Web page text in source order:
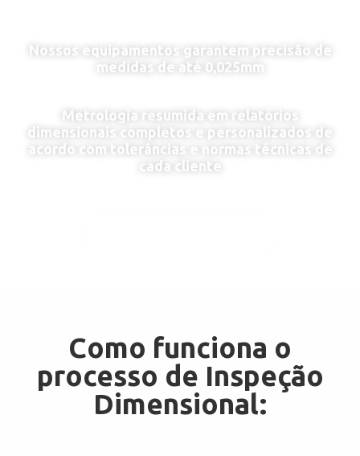
Nossos equipamentos garantem precisão de
medidas de até 0,025mm
Metrologia resumida em relatórios
dimensionais completos e personalizados de
acordo com tolerâncias e normas técnicas de
cada cliente
Como funciona o
processo de Inspeção
Dimensional: